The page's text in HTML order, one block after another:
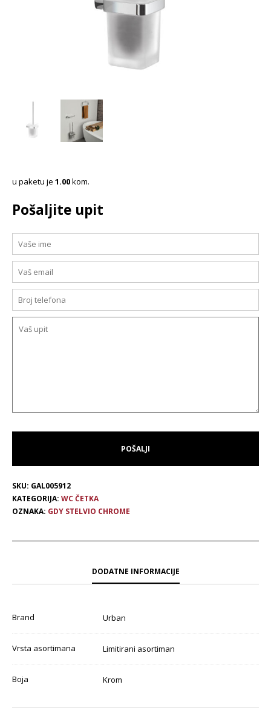
u paketu je 1.00kom.
Pošaljite upit
SKU: GAL005912
KATEGORIJA: WC ČETKA
OZNAKA: GDY STELVIO CHROME
DODATNE INFORMACIJE
Brand Urban
Vrsta asortimana Limitirani asortiman
Boja Krom